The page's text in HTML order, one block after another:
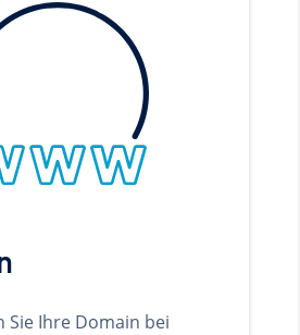
Sie Ihre Domain bei